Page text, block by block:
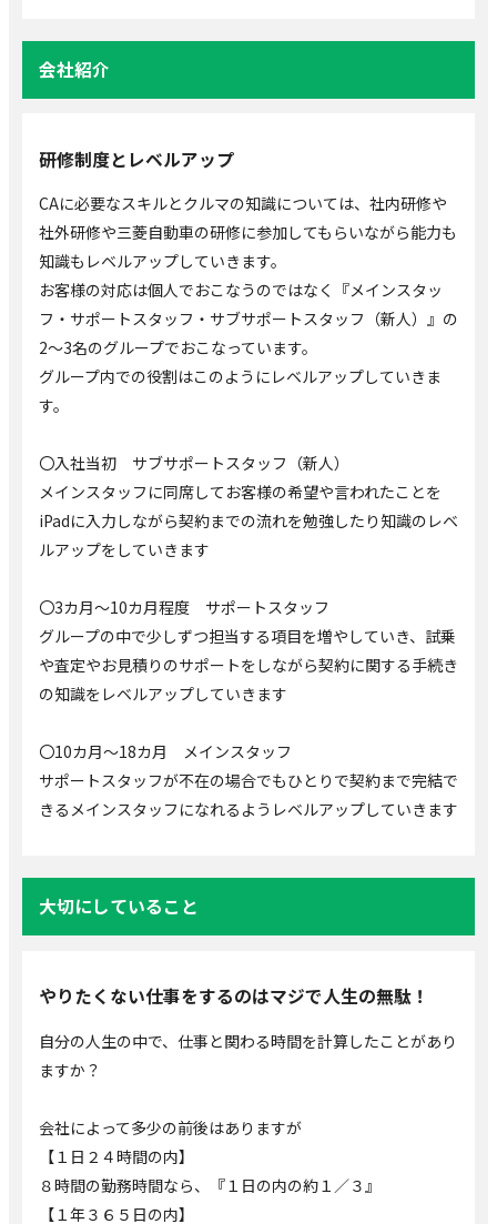
会社紹介
研修制度とレベルアップ
CAに必要なスキルとクルマの知識については、社内研修や
社外研修や三菱自動車の研修に参加してもらいながら能力も
知識もレベルアップしていきます。
お客様の対応は個人でおこなうのではなく『メインスタッ
フ・サポートスタッフ・サブサポートスタッフ（新人）』の
2～3名のグループでおこなっています。
グループ内での役割はこのようにレベルアップしていきま
す。
〇入社当初 サブサポートスタッフ（新人）
メインスタッフに同席してお客様の希望や言われたことを
iPadに入力しながら契約までの流れを勉強したり知識のレベ
ルアップをしていきます
〇3カ月～10カ月程度 サポートスタッフ
グループの中で少しずつ担当する項目を増やしていき、試乗
や査定やお見積りのサポートをしながら契約に関する手続き
の知識をレベルアップしていきます
〇10カ月～18カ月 メインスタッフ
サポートスタッフが不在の場合でもひとりで契約まで完結で
きるメインスタッフになれるようレベルアップしていきます
大切にしていること
やりたくない仕事をするのはマジで人生の無駄！
自分の人生の中で、仕事と関わる時間を計算したことがあり
ますか？
会社によって多少の前後はありますが
【１日２４時間の内】
８時間の勤務時間なら、『１日の内の約１／３』
【１年３６５日の内】